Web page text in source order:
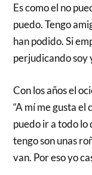
Es como el no
puedo. Tengo
han podido. Si
perjudicando soy
Con los años el
“A mí me gusta el
puedo ir a todo lo
tengo son unas
van. Por eso yo